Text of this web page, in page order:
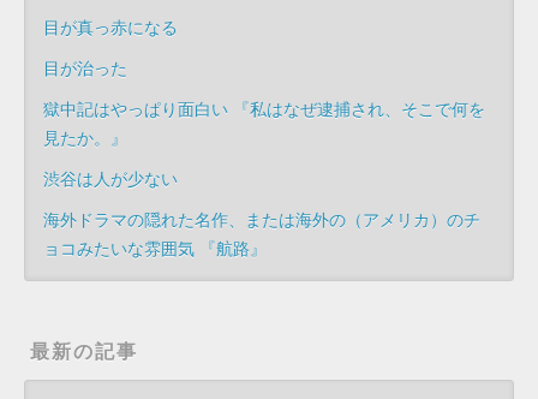
目が真っ赤になる
目が治った
獄中記はやっぱり面白い 『私はなぜ逮捕され、そこで何を
見たか。』
渋谷は人が少ない
海外ドラマの隠れた名作、または海外の（アメリカ）のチ
ョコみたいな雰囲気 『航路』
最新の記事